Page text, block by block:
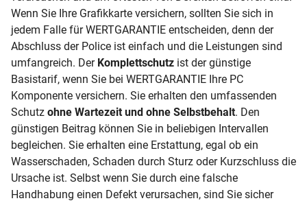
Wenn Sie Ihre Grafikkarte versichern, sollten Sie sich in
jedem Falle für WERTGARANTIE entscheiden, denn der
Abschluss der Police ist einfach und die Leistungen sind
umfangreich. Der Komplettschutz ist der günstige
Basistarif, wenn Sie bei WERTGARANTIE Ihre PC
Komponente versichern. Sie erhalten den umfassenden
Schutz ohne Wartezeit und ohne Selbstbehalt. Den
günstigen Beitrag können Sie in beliebigen Intervallen
begleichen. Sie erhalten eine Erstattung, egal ob ein
Wasserschaden, Schaden durch Sturz oder Kurzschluss die
Ursache ist. Selbst wenn Sie durch eine falsche
Handhabung einen Defekt verursachen, sind Sie sicher